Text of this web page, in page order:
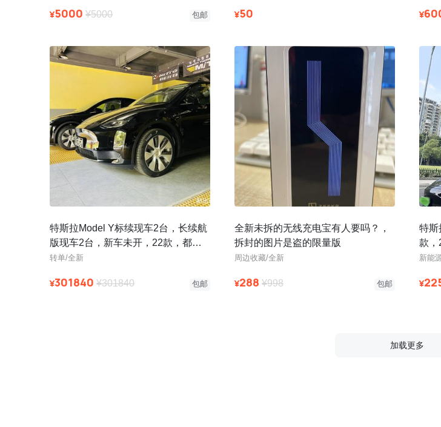
¥5000 ¥5000 包邮 ¥50 ¥
特斯拉Model Y标续现车2台，长续航
版现车2台，新车未开，22款，都是
几公里的新车，手续齐全，涨
转单/全新
¥301840 ¥301840 包邮
全新未拆的无线充电宝有人要吗？，
拆封的图片是盗的限量版
周边收藏/全新
¥288 ¥998 包邮
特斯
款，
3D1
新能
¥
加载更多